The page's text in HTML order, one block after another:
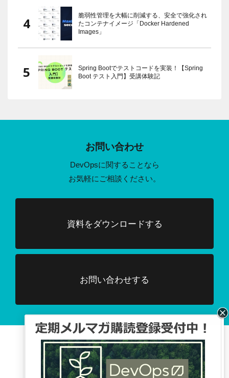
脆弱性管理を大幅に削減する、安全で強化され
たコンテナイメージ「Docker Hardened
Images」
Spring Bootでテストコードを実装！【Spring
Boot テスト入門】受講体験記
お問い合わせ
DevOpsに関することなら
お気軽にご相談ください。
資料をダウンロードする
お問い合わせする
Facebook、TwitterでDevOpsに関する
情報配信を行っています。